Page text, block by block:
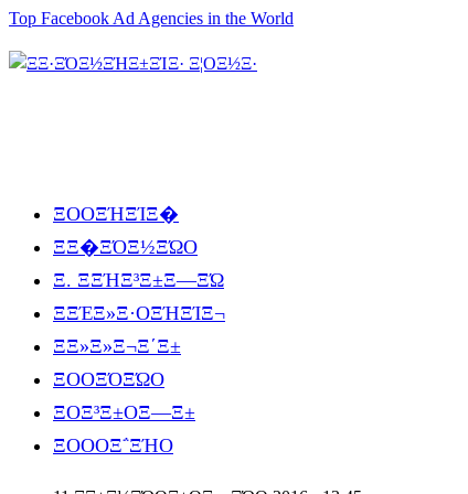
Top Facebook Ad Agencies in the World
ΞΟΟΞΉΞΊΞ�
ΞΞ�ΞΌΞ½ΞΏΟ
Ξ. ΞΞΉΞ³Ξ±Ξ―ΞΏ
ΞΞΈΞ»Ξ·ΟΞΉΞΊΞ¬
ΞΞ»Ξ»Ξ¬Ξ΄Ξ±
ΞΟΟΞΌΞΏΟ
ΞΟΞ³Ξ±ΟΞ―Ξ±
ΞΟΟΟΞ΅ΞΉΟ